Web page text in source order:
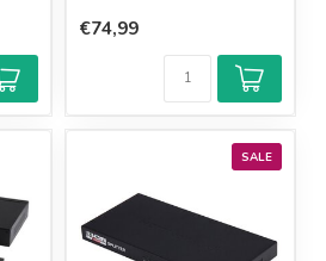
€74,99
SALE